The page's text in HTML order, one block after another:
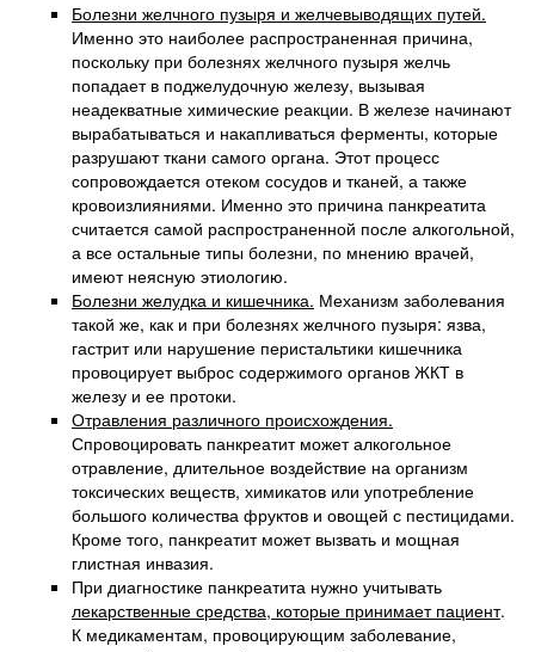
Болезни желчного пузыря и желчевыводящих путей.
Именно это наиболее распространенная причина,
поскольку при болезнях желчного пузыря желчь
попадает в поджелудочную железу, вызывая
неадекватные химические реакции. В железе начинают
вырабатываться и накапливаться ферменты, которые
разрушают ткани самого органа. Этот процесс
сопровождается отеком сосудов и тканей, а также
кровоизлияниями. Именно это причина панкреатита
считается самой распространенной после алкогольной,
а все остальные типы болезни, по мнению врачей,
имеют неясную этиологию.
Болезни желудка и кишечника. Механизм заболевания
такой же, как и при болезнях желчного пузыря: язва,
гастрит или нарушение перистальтики кишечника
провоцирует выброс содержимого органов ЖКТ в
железу и ее протоки.
Отравления различного происхождения.
Спровоцировать панкреатит может алкогольное
отравление, длительное воздействие на организм
токсических веществ, химикатов или употребление
большого количества фруктов и овощей с пестицидами.
Кроме того, панкреатит может вызвать и мощная
глистная инвазия.
При диагностике панкреатита нужно учитывать
лекарственные средства, которые принимает пациент.
К медикаментам, провоцирующим заболевание,